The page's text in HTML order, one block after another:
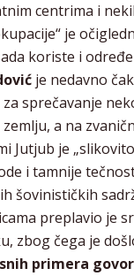
centrima i
je
koriste i
je nedavno čak
za sprečavanje
a na
Jutjub je
i tamnije
šovinističkih
preplavio je
zbog čega je
primera